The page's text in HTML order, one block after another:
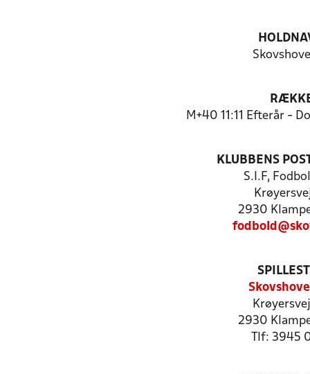
M+40 11:11 Efterår -
KLUBBENS
S.I.F,
2930
2930
Tlf: 3945